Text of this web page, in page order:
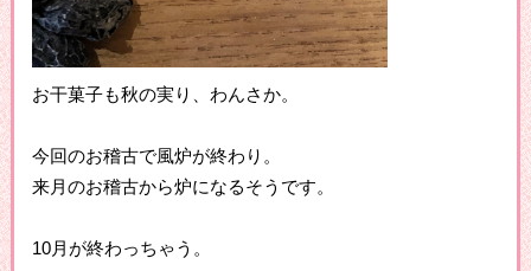
お干菓子も秋の実り、わんさか。
今回のお稽古で風炉が終わり。
来月のお稽古から炉になるそうです。
10月が終わっちゃう。